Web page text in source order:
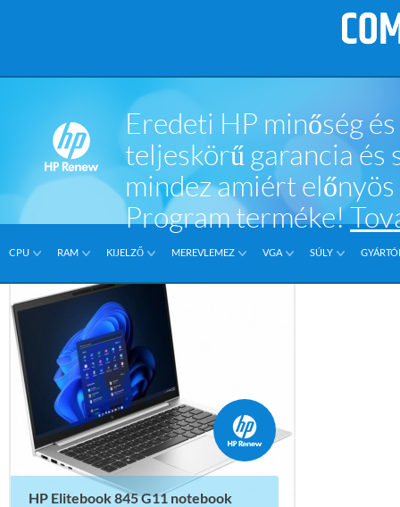
Eredeti HP minőség
teljeskörű garancia és
mindez amiért
Program terméke!
CPU RAM KIJELZŐ MEREVLEMEZ VGA SÚLY
HP Elitebook 845 G11 notebook